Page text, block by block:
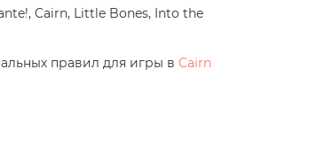
Cairn, Little Bones, Into the
правил для игры в Cairn